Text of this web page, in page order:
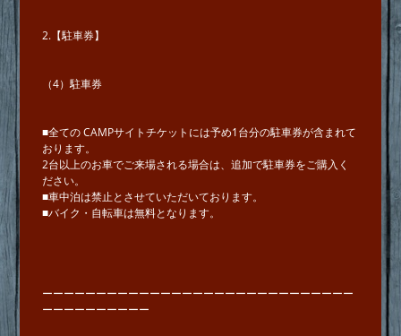
2.【駐車券】
（4）駐⾞券
■全ての CAMPサイトチケットには予め1台分の駐⾞券が含まれて
おります。
2台以上のお⾞でご来場される場合は、追加で駐⾞券をご購⼊く
ださい。
■⾞中泊は禁⽌とさせていただいております。
■バイク・⾃転⾞は無料となります。
ーーーーーーーーーーーーーーーーーーーーーーーーーーーーー
ーーーーーーーーーー